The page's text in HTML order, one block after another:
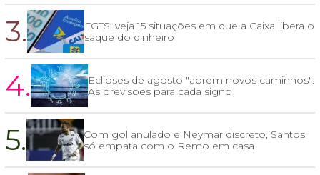
3.
FGTS: veja 15 situações em que a Caixa libera o
saque do dinheiro
4.
Eclipses de agosto "abrem novos caminhos":
As previsões para cada signo
5.
Com gol anulado e Neymar discreto, Santos
só empata com o Remo em casa